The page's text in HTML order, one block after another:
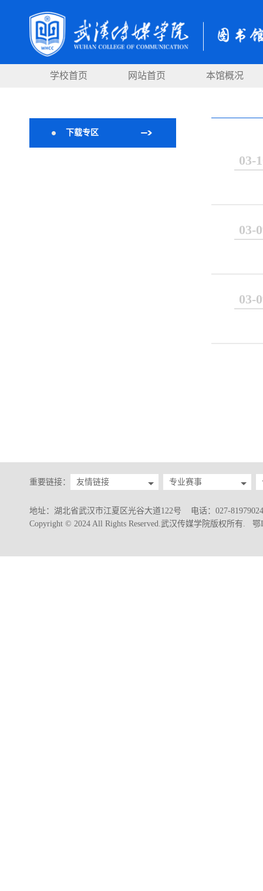
学校首页 网站首页 本馆概况
下载专区
03-
03-
03-
重要链接： 友情链接 专业赛事
地址：湖北省武汉市江夏区光谷大道122号 电话：027-81979024
Copyright © 2024 All Rights Reserved.武汉传媒学院版权所有. 鄂